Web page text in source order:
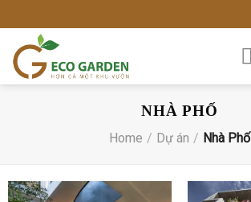
to
content
NHÀ PHỐ
Home / Dự án / Nhà Phố